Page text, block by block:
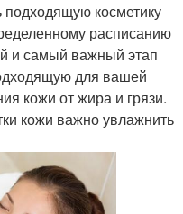
косметику
расписанию
и самый важный этап
для вашей
кожи от жира и грязи.
кожи важно увлажнить